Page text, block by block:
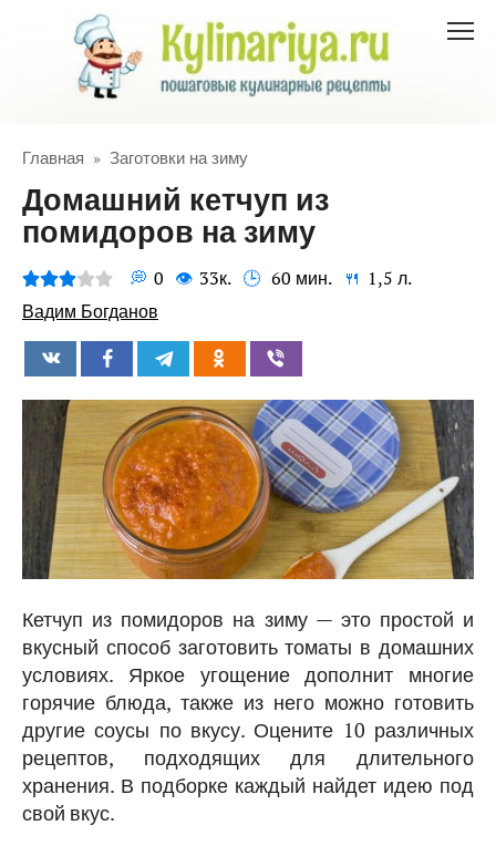
Главная » Заготовки на зиму
Домашний кетчуп из
помидоров на зиму
0 33к. 60 мин.
1,5 л.
Вадим Богданов
Кетчуп из помидоров на зиму — это простой и
вкусный способ заготовить томаты в домашних
условиях. Яркое угощение дополнит многие
горячие блюда, также из него можно готовить
другие соусы по вкусу. Оцените 10 различных
рецептов, подходящих для длительного
хранения. В подборке каждый найдет идею под
свой вкус.